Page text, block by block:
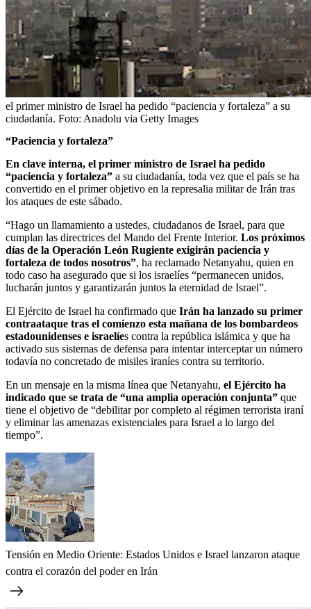
el primer ministro de Israel ha pedido “paciencia y fortaleza” a su
ciudadanía. Foto: Anadolu via Getty Images
“Paciencia y fortaleza”
En clave interna, el primer ministro de Israel ha pedido
“paciencia y fortaleza” a su ciudadanía, toda vez que el país se ha
convertido en el primer objetivo en la represalia militar de Irán tras
los ataques de este sábado.
“Hago un llamamiento a ustedes, ciudadanos de Israel, para que
cumplan las directrices del Mando del Frente Interior. Los próximos
días de la Operación León Rugiente exigirán paciencia y
fortaleza de todos nosotros”, ha reclamado Netanyahu, quien en
todo caso ha asegurado que si los israelíes “permanecen unidos,
lucharán juntos y garantizarán juntos la eternidad de Israel”.
El Ejército de Israel ha confirmado que Irán ha lanzado su primer
contraataque tras el comienzo esta mañana de los bombardeos
estadounidenses e israelíes contra la república islámica y que ha
activado sus sistemas de defensa para intentar interceptar un número
todavía no concretado de misiles iraníes contra su territorio.
En un mensaje en la misma línea que Netanyahu, el Ejército ha
indicado que se trata de “una amplia operación conjunta” que
tiene el objetivo de “debilitar por completo al régimen terrorista iraní
y eliminar las amenazas existenciales para Israel a lo largo del
tiempo”.
Tensión en Medio Oriente: Estados Unidos e Israel lanzaron ataque
contra el corazón del poder en Irán